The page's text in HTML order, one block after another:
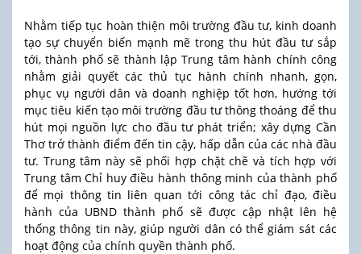
Nhằm tiếp tục hoàn thiện môi trường đầu tư, kinh doanh
tạo sự chuyển biến mạnh mẽ trong thu hút đầu tư sắp
tới, thành phố sẽ thành lập Trung tâm hành chính công
nhằm giải quyết các thủ tục hành chính nhanh, gọn,
phục vụ người dân và doanh nghiệp tốt hơn, hướng tới
mục tiêu kiến tạo môi trường đầu tư thông thoáng để thu
hút mọi nguồn lực cho đầu tư phát triển; xây dựng Cần
Thơ trở thành điểm đến tin cậy, hấp dẫn của các nhà đầu
tư. Trung tâm này sẽ phối hợp chặt chẽ và tích hợp với
Trung tâm Chỉ huy điều hành thông minh của thành phố
để mọi thông tin liên quan tới công tác chỉ đạo, điều
hành của UBND thành phố sẽ được cập nhật lên hệ
thống thông tin này, giúp người dân có thể giám sát các
hoạt động của chính quyền thành phố.